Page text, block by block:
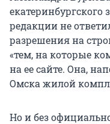
редакции не
разрешения на
«тем, на которые
на ее сайте. Она,
Омска жилой
Но и без